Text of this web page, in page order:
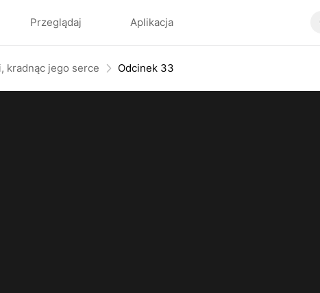
Przeglądaj Aplikacja
kradnąc jego serce Odcinek 33